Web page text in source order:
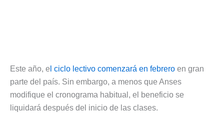
Este año, e l ciclo lectivo comenzará en febrero en gran
parte del país. Sin embargo, a menos que Anses
modifique el cronograma habitual, el beneficio se
liquidará después del inicio de las clases.